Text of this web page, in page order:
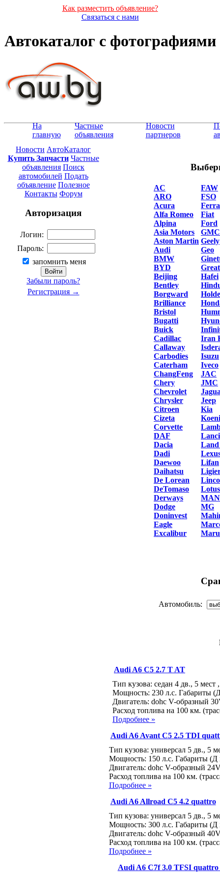
Как разместить объявление?
Связаться с нами
Автокаталог с фотографиями
На
главную
Частные
объявления
Новости
партнеров
Новости АвтоКаталог
Купить Запчасти Частные
объявления Поиск
автомобилей Подать
объявление Полезное
Контакты Форум
Авторизация
Логин:
Пароль:
запомнить меня
Забыли пароль?
Регистрация →
AC
ARO
Acura
Alfa Romeo
Alpina
Asia Motors
Aston Martin
Audi
BMW
BYD
Beijing
Bentley
Borgward
Brilliance
Bristol
Bugatti
Buick
Cadillac
Callaway
Carbodies
Caterham
ChangFeng
Chery
Chevrolet
Chrysler
Citroen
Cizeta
Corvette
DAF
Dacia
Dadi
Daewoo
Daihatsu
De Lorean
DeTomaso
Derways
Dodge
Doninvest
Eagle
Excalibur
FAW
FSO
Fiat
Ford
GMC
Geely
Geo
Hafei
Iran
Isuzu
Iveco
JAC
JMC
Jeep
Kia
Lifan
Lotus
MAN
MG
Автомобиль:
Audi A6 C5 2.7 T AT
Тип кузова: седан 4 дв., 5
Мощность: 230 л.с. Габариты
Двигатель: dohc V-образный
Расход топлива на 100 км.
Подробнее »
Audi A6 Avant C5 2.5 TDI
Тип кузова: универсал 5 дв., 5
Мощность: 150 л.с. Габариты
Двигатель: dohc V-образный
Расход топлива на 100 км.
Подробнее »
Audi A6 Allroad C5 4.2 quattro
Тип кузова: универсал 5 дв., 5
Мощность: 300 л.с. Габариты
Двигатель: dohc V-образный
Расход топлива на 100 км.
Подробнее »
Audi A6 C7f 3.0 TFSI quattro